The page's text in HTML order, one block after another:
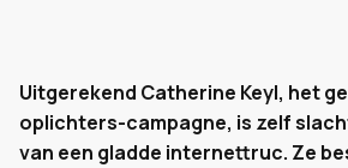
Uitgerekend Catherine Keyl, het
oplichters-campagne, is zelf
van een gladde internettruc. Ze